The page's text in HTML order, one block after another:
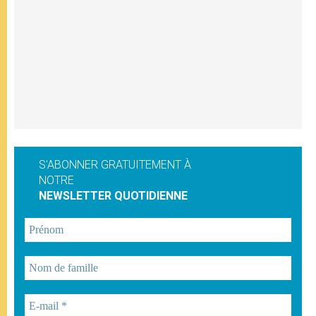
S'ABONNER GRATUITEMENT À
NOTRE
NEWSLETTER QUOTIDIENNE